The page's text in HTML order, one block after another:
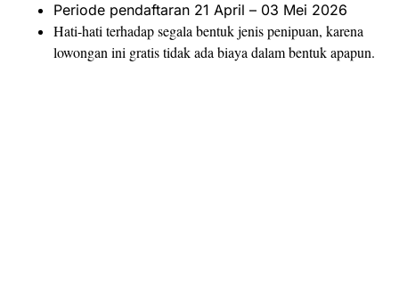
Periode pendaftaran 21 April – 03 Mei 2026
Hati-hati terhadap segala bentuk jenis penipuan, karena
lowongan ini gratis tidak ada biaya dalam bentuk apapun.